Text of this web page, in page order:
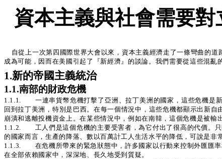
資本主義與社會需要對
自從上一次第四國際世界大會以來，資本主義經濟走了一條彎曲的
成為可能，因而在美國引起了『新經濟』的談論。我們需要從這些混
1.新的帝國主義統治
1.1.南部的財政危機
1.1.1. 一連串貨幣危機打擊了亞洲、拉丁美洲的國家，這些危機是新
回到拉丁美洲，特別是巴西。在每一個情況中，這些危機都顯示出新
崩潰和逃離投機資金上。在某些情況中，例如在南韓，這個危機是被輸
1.1.2. 工人們是這個危機的主要受害者，為它付出了很高的代價。只
的國家而言，生產的降落、數以百萬計工人生活水平的降低，可說是非
1.1.3. 在危機所帶來的緊急狀態中，許多國家以行動來控制外匯匯率
在全部依賴國家中，深深地、長久地受到質疑。